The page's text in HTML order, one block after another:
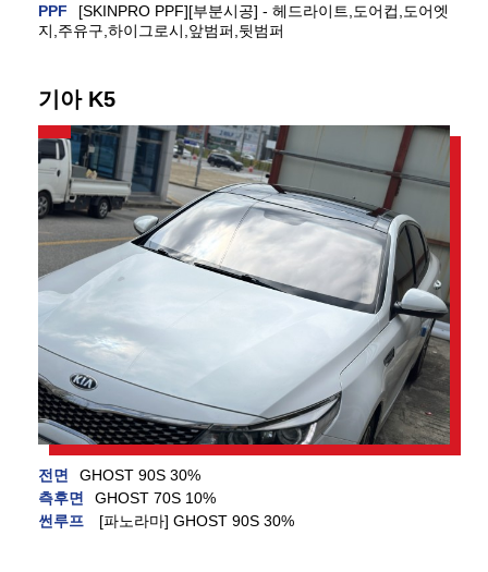
PPF
[SKINPRO PPF][부분시공] - 헤드라이트,도어컵,도어엣
지,주유구,하이그로시,앞범퍼,뒷범퍼
기아 K5
전면
GHOST 90S 30%
측후면
GHOST 70S 10%
썬루프
[파노라마] GHOST 90S 30%